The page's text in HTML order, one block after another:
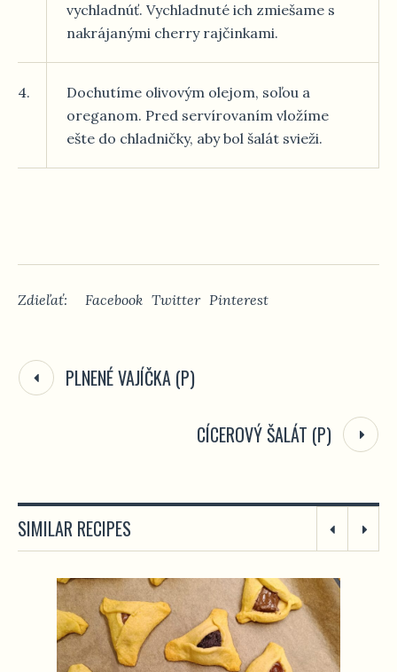
vychladnúť. Vychladnuté ich zmiešame s
nakrájanými cherry rajčinkami.
4.
Dochutíme olivovým olejom, soľou a
oreganom. Pred servírovaním vložíme
ešte do chladničky, aby bol šalát svieži.
Zdieľať: Facebook Twitter Pinterest
PLNENÉ VAJÍČKA (P)
CÍCEROVÝ ŠALÁT (P)
SIMILAR RECIPES